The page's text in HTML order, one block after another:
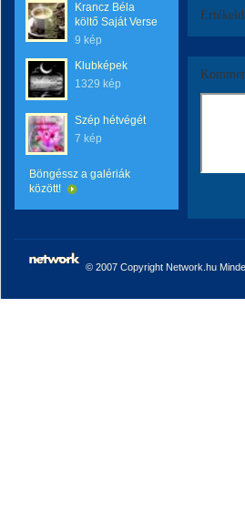
Krancz Béla
költő Saját Verse
9 kép
Klubképek
1329 kép
Szép hétvégét
7 kép
Böngéssz a galériák
között!
© 2007 Copyright Network.hu